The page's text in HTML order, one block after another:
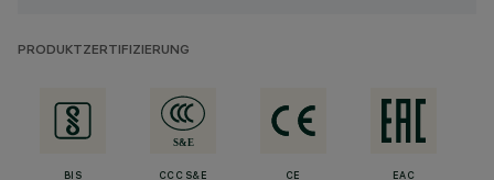
PRODUKTZERTIFIZIERUNG
BIS CCC S&E CE EAC